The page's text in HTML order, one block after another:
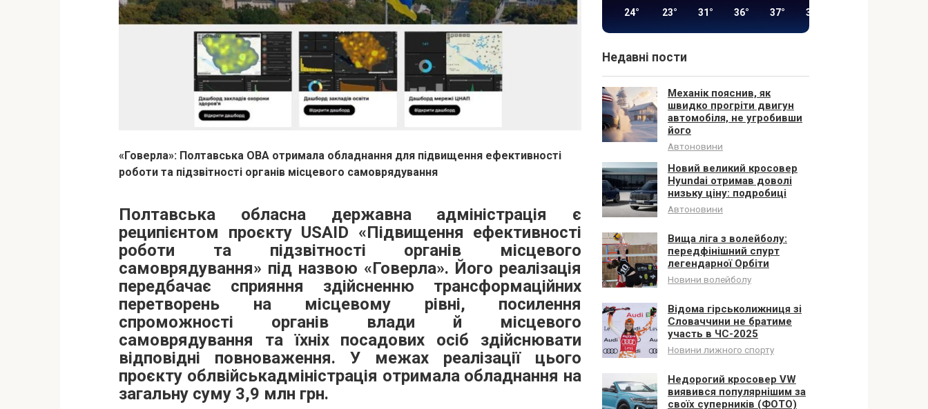
«Говерла»: Полтавська ОВА отримала обладнання для підвищення ефективності
роботи та підзвітності органів місцевого самоврядування
Полтавська обласна державна адміністрація є
реципієнтом проєкту USAID «Підвищення ефективності
роботи та підзвітності органів місцевого
самоврядування» під назвою «Говерла». Його реалізація
передбачає сприяння здійсненню трансформаційних
перетворень на місцевому рівні, посилення
спроможності органів влади й місцевого
самоврядування та їхніх посадових осіб здійснювати
відповідні повноваження. У межах реалізації цього
проєкту облвійськадміністрація отримала обладнання на
загальну суму 3,9 млн грн.
24° 23° 31° 36° 37° 36°
Недавні пости
Механік пояснив, як
швидко прогріти двигун
автомобіля, не угробивши
його
Автоновини
Новий великий кросовер
Hyundai отримав доволі
низьку ціну: подробиці
Автоновини
Вища ліга з волейболу:
передфінішний спурт
легендарної Орбіти
Новини волейболу
Відома гірськолижниця зі
Словаччини не братиме
участь в ЧС-2025
Новини лижного спорту
Недорогий кросовер VW
виявився популярнішим за
своїх суперників (ФОТО)